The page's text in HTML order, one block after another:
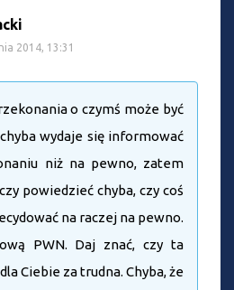
2014, 13:31
o czymś może być
wydaje się informować
niż na pewno, zatem
powiedzieć chyba, czy coś
na raczej na pewno.
PWN. Daj znać, czy ta
Ciebie za trudna. Chyba, że